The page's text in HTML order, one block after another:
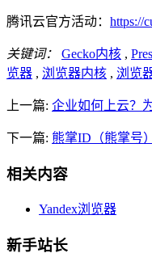
腾讯云官方活动： https://
关键词： Gecko内核 ,
览器 , 浏览器内核 , 浏览
上一篇: 企业如何上云？
下一篇: 熊掌ID（熊掌号
相关内容
Yandex浏览器
新手站长